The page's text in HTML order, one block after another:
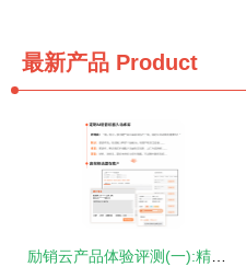
最新产品 Product